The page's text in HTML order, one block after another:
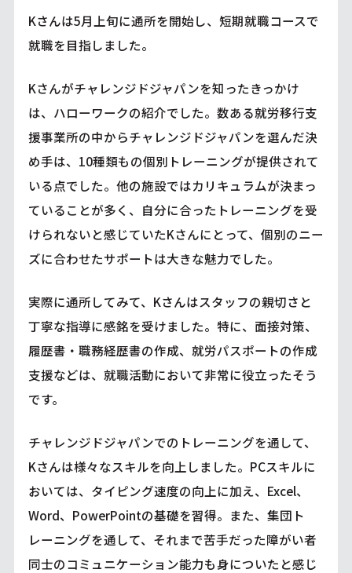
Kさんは5月上旬に通所を開始し、短期就職コースで
就職を目指しました。
Kさんがチャレンジドジャパンを知ったきっかけ
は、ハローワークの紹介でした。数ある就労移行支
援事業所の中からチャレンジドジャパンを選んだ決
め手は、10種類もの個別トレーニングが提供されて
いる点でした。他の施設ではカリキュラムが決まっ
ていることが多く、自分に合ったトレーニングを受
けられないと感じていたKさんにとって、個別のニー
ズに合わせたサポートは大きな魅力でした。
実際に通所してみて、Kさんはスタッフの親切さと
丁寧な指導に感銘を受けました。特に、面接対策、
履歴書・職務経歴書の作成、就労パスポートの作成
支援などは、就職活動において非常に役立ったそう
です。
チャレンジドジャパンでのトレーニングを通して、
Kさんは様々なスキルを向上しました。PCスキルに
おいては、タイピング速度の向上に加え、Excel、
Word、PowerPointの基礎を習得。また、集団ト
レーニングを通して、それまで苦手だった障がい者
同士のコミュニケーション能力も身についたと感じ